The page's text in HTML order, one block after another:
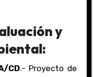
y
CD.- Proyecto de